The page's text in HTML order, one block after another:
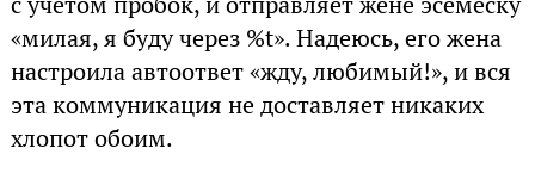
«милая, я буду через %t». Надеюсь, его жена
настроила автоответ «жду, любимый!», и вся
эта коммуникация не доставляет никаких
хлопот обоим.